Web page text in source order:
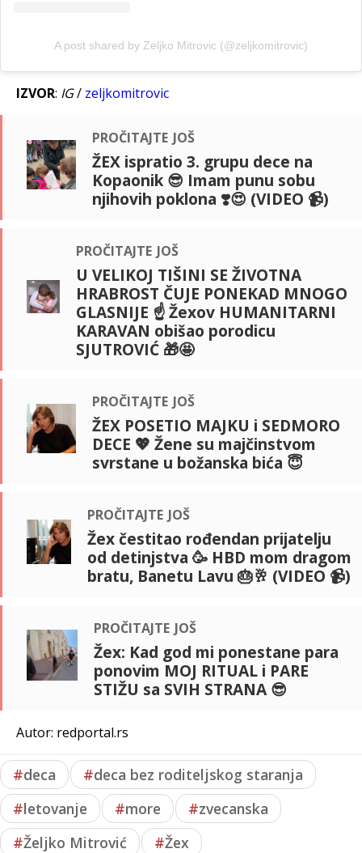
A post shared by Zeljko Mitrovic (@zeljkomitrovic)
IZVOR: IG/ zeljkomitrovic
pročitajte još
ŽEX ispratio 3. grupu dece na
Kopaonik 😎 Imam punu sobu
njihovih poklona ❣️😍 (VIDEO 📹)
pročitajte još
U VELIKOJ TIŠINI SE ŽIVOTNA
HRABROST ČUJE PONEKAD MNOGO
GLASNIJE ☝️ Žexov HUMANITARNI
KARAVAN obišao porodicu
SJUTROVIĆ 🎁🤩
pročitajte još
ŽEX POSETIO MAJKU i SEDMORO
DECE 💖 Žene su majčinstvom
svrstane u božanska bića 😇
pročitajte još
Žex čestitao rođendan prijatelju
od detinjstva 🥳 HBD mom dragom
bratu, Banetu Lavu 🎂🥂 (VIDEO 📹)
pročitajte još
Žex: Kad god mi ponestane para
ponovim MOJ RITUAL i PARE
STIŽU sa SVIH STRANA 😎
Autor: redportal.rs
#deca #deca bez roditeljskog staranja
#letovanje #more #zvecanska
#Željko Mitrović #Žex